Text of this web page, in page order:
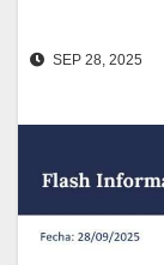
SEP 28, 2025